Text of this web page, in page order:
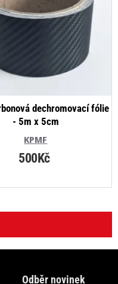
KPMF
dechromovací fólie
- 5m x 5cm
500Kč
Odběr novinek